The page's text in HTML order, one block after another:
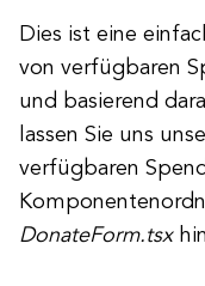
Dies ist eine
von verfügbaren
und basierend
lassen Sie uns
verfügbaren
DonateForm.tsx